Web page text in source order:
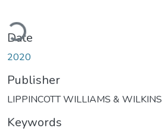
Date
2020
Publisher
LIPPINCOTT WILLIAMS & WILKINS
Keywords